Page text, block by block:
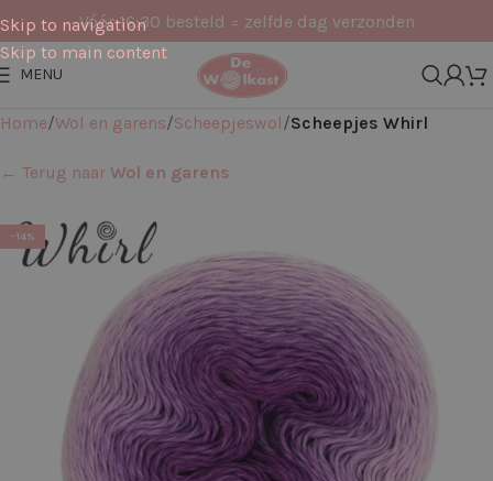
Skip to navigation
Skip to main content
Vóór 16:30 besteld = zelfde dag verzonden
MENU
Home Wol en garens Scheepjeswol Scheepjes Whirl
← Terug naar Wol en garens
-14%